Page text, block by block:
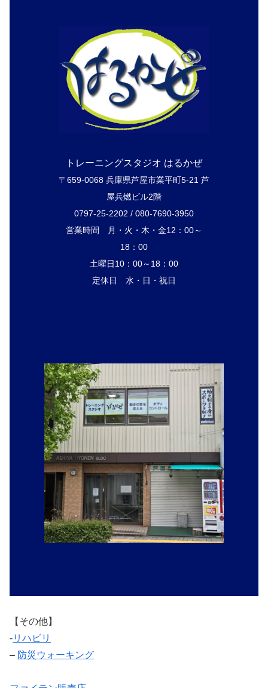
トレーニングスタジオ はるかぜ
〒659-0068 兵庫県芦屋市業平町5-21 芦
屋兵燃ビル2階
0797-25-2202 / 080-7690-3950
営業時間 月・火・木・金12：00～
18：00
土曜日10：00～18：00
定休日 水・日・祝日
【その他】
‐リハビリ
– 防災ウォーキング